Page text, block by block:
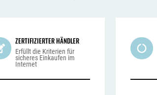
ZERTIFIZIERTER HÄNDLER
Erfüllt die Kriterien für
sicheres Einkaufen im
Internet